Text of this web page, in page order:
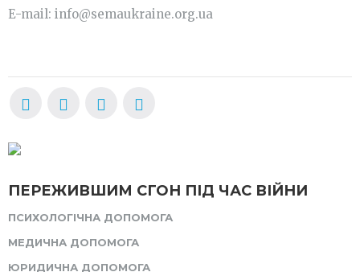
E-mail: info@semaukraine.org.ua
ПЕРЕЖИВШИМ СГОН ПІД ЧАС ВІЙНИ
ПСИХОЛОГІЧНА ДОПОМОГА
МЕДИЧНА ДОПОМОГА
ЮРИДИЧНА ДОПОМОГА